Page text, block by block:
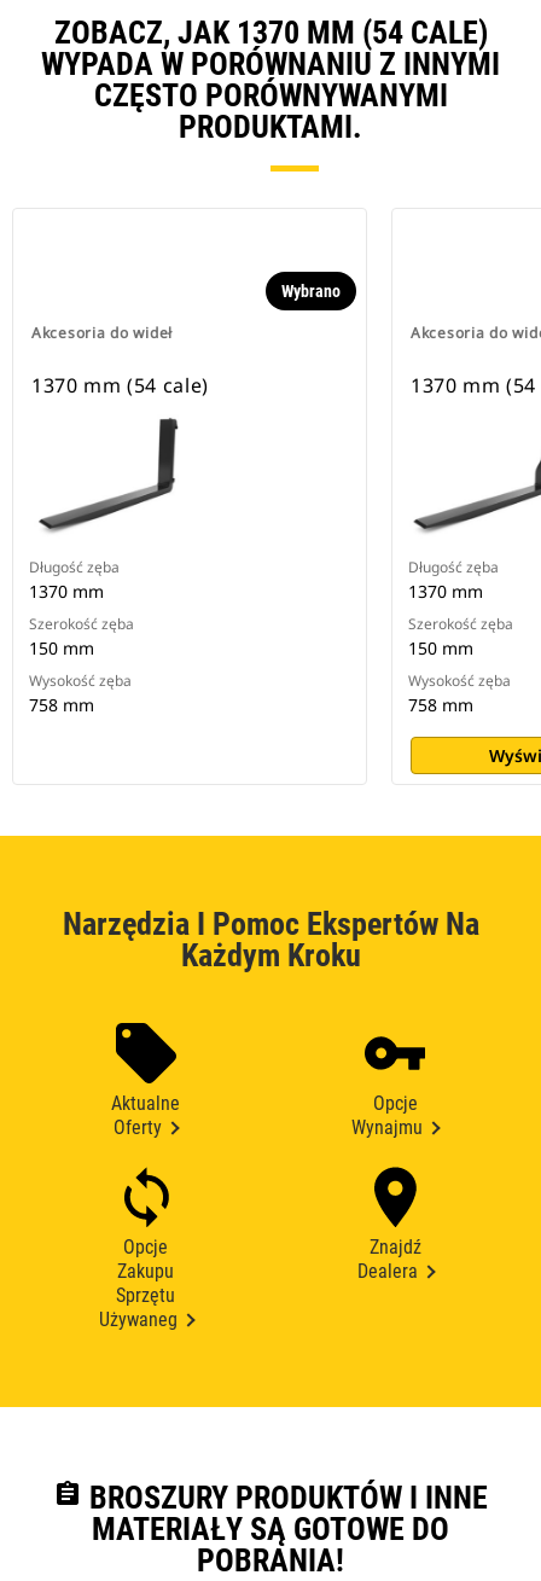
ZOBACZ, JAK 1370 MM (54 CALE)
WYPADA W PORÓWNANIU Z INNYMI
CZĘSTO PORÓWNYWANYMI
PRODUKTAMI.
Akcesoria do wideł
Wybrano
1370 mm (54 cale)
Długość zęba
1370 mm
Szerokość zęba
150 mm
Wysokość zęba
758 mm
Akcesoria do
1370 mm
Długość zęba
1370 mm
Szerokość zęba
150 mm
Wysokość zęba
758 mm
Narzędzia I Pomoc Ekspertów Na
Każdym Kroku
Aktualne
Oferty
Opcje
Wynajmu
Opcje
Zakupu
Sprzętu
Używaneg
Znajdź
Dealera
assignment BROSZURY PRODUKTÓW I INNE
MATERIAŁY SĄ GOTOWE DO
POBRANIA!